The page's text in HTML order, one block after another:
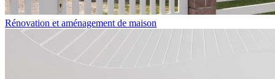
Rénovation et aménagement de maison